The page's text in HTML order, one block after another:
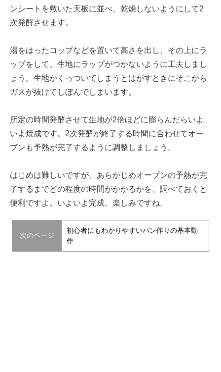
ンシートを敷いた天板に並べ、乾燥しないようにして2
次発酵させます。
湯をはったコップなどを置いて高さを出し、その上にラ
ップをして、生地にラップがつかないように工夫しまし
ょう。生地がくっついてしまうとはがすときにそこから
ガスが抜けてしぼんでしまいます。
所定の時間発酵させて生地が2倍ほどに膨らんだらいよ
いよ焼成です。2次発酵が終了する時間に合わせてオー
ブンも予熱が完了するように調整しましょう。
はじめは難しいですが、あらかじめオーブンの予熱が完
了するまでどの程度の時間がかかるかを、調べておくと
便利ですよ。いよいよ完成、楽しみですね。
次のページ
初心者にもわかりやすいパン作りの基本動
作